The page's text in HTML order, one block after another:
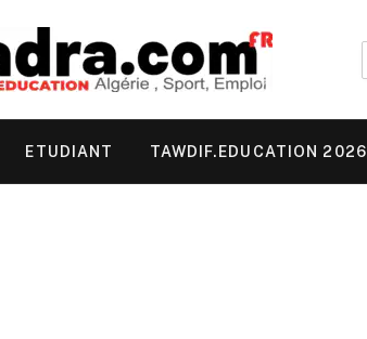
ETUDIANT TAWDIF.EDUCATION 2026